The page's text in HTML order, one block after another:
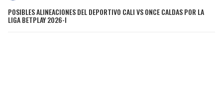
POSIBLES ALINEACIONES DEL DEPORTIVO CALI VS ONCE CALDAS POR LA
LIGA BETPLAY 2026-I